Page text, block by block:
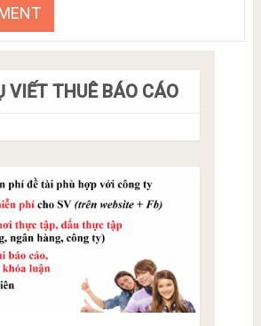
VIẾT THUÊ BÁO CÁO